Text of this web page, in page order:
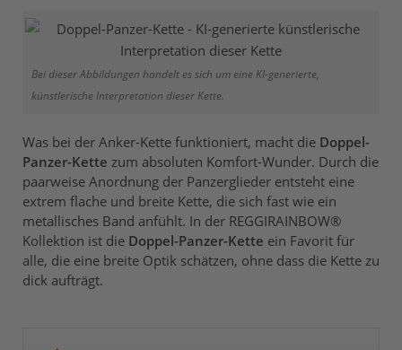
Bei dieser Abbildungen handelt es sich um eine KI-generierte,
künstlerische Interpretation dieser Kette.
Was bei der Anker-Kette funktioniert, macht die Doppel-
Panzer-Kette zum absoluten Komfort-Wunder. Durch die
paarweise Anordnung der Panzerglieder entsteht eine
extrem flache und breite Kette, die sich fast wie ein
metallisches Band anfühlt. In der REGGIRAINBOW®
Kollektion ist die Doppel-Panzer-Kette ein Favorit für
alle, die eine breite Optik schätzen, ohne dass die Kette zu
dick aufträgt.